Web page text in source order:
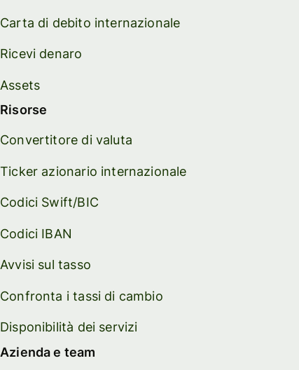
Carta di debito internazionale
Ricevi denaro
Assets
Risorse
Convertitore di valuta
Ticker azionario internazionale
Codici Swift/BIC
Codici IBAN
Avvisi sul tasso
Confronta i tassi di cambio
Disponibilità dei servizi
Azienda e team